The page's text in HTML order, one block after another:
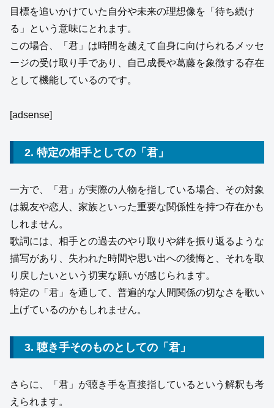
目標を追いかけていた自分や未来の理想像を「待ち続け
る」という意味にとれます。
この場合、「君」は時間を越えて自身に向けられるメッセ
ージの受け取り手であり、自己成長や葛藤を象徴する存在
として機能しているのです。
[adsense]
2. 特定の相手としての「君」
一方で、「君」が実際の人物を指している場合、その対象
は親友や恋人、家族といった重要な関係性を持つ存在かも
しれません。
歌詞には、相手との過去のやり取りや絆を振り返るような
描写があり、失われた時間や思い出への後悔と、それを取
り戻したいという切実な願いが感じられます。
特定の「君」を通して、普遍的な人間関係の切なさを歌い
上げているのかもしれません。
3. 聴き手そのものとしての「君」
さらに、「君」が聴き手を直接指しているという解釈も考
えられます。